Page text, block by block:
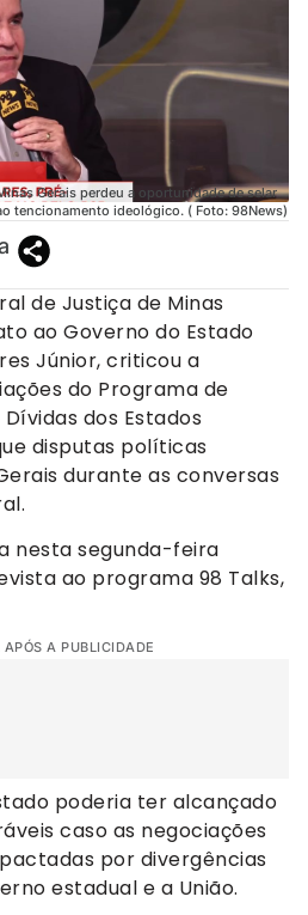
Gerais perdeu a oportunidade de selar
tencionamento ideológico. ( Foto: 98News)
de Justiça de Minas
ao Governo do Estado
Júnior, criticou a
do Programa de
dos Estados
disputas políticas
durante as conversas
nesta segunda-feira
ao programa 98 Talks,
A PUBLICIDADE
poderia ter alcançado
caso as negociações
por divergências
estadual e a União.